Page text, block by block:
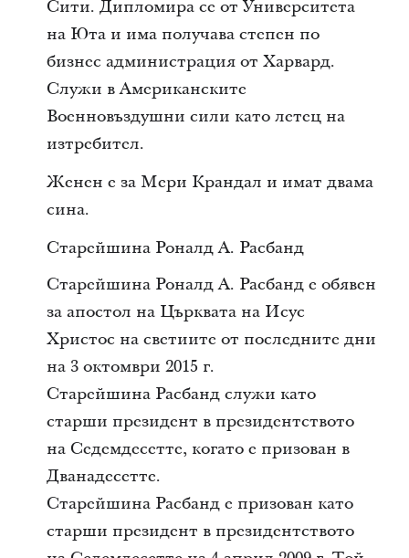
Сити. Дипломира се от Университета
на Юта и има получава степен по
бизнес администрация от Харвард.
Служи в Американските
Военновъздушни сили като летец на
изтребител.
Женен е за Мери Крандал и имат двама
сина.
Старейшина Роналд А. Расбанд
Старейшина Роналд А. Расбанд е обявен
за апостол на Църквата на Исус
Христос на светиите от последните дни
на 3 октомври 2015 г.
Старейшина Расбанд служи като
старши президент в президентството
на Седемдесетте, когато е призован в
Дванадесетте.
Старейшина Расбанд е призован като
старши президент в президентството